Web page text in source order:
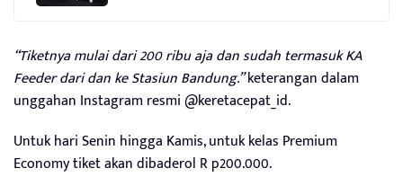
“Tiketnya mulai dari 200 ribu aja dan sudah termasuk KA
Feeder dari dan ke Stasiun Bandung.”keterangan dalam
unggahan Instagram resmi @keretacepat_id.
Untuk hari Senin hingga Kamis, untuk kelas Premium
Economy tiket akan dibaderol R p200.000.